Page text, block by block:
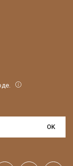
OK